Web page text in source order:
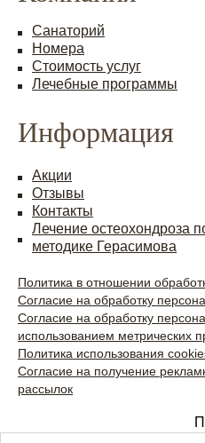
Санаторий
Номера
Стоимость услуг
Лечебные программы
Информация
Акции
Отзывы
Контакты
Лечение остеохондроза
методике Герасимова
Политика в отношении
Согласие на обработку
Согласие на обработку
использованием метрических
Политика использования
Согласие на получение
рассылок